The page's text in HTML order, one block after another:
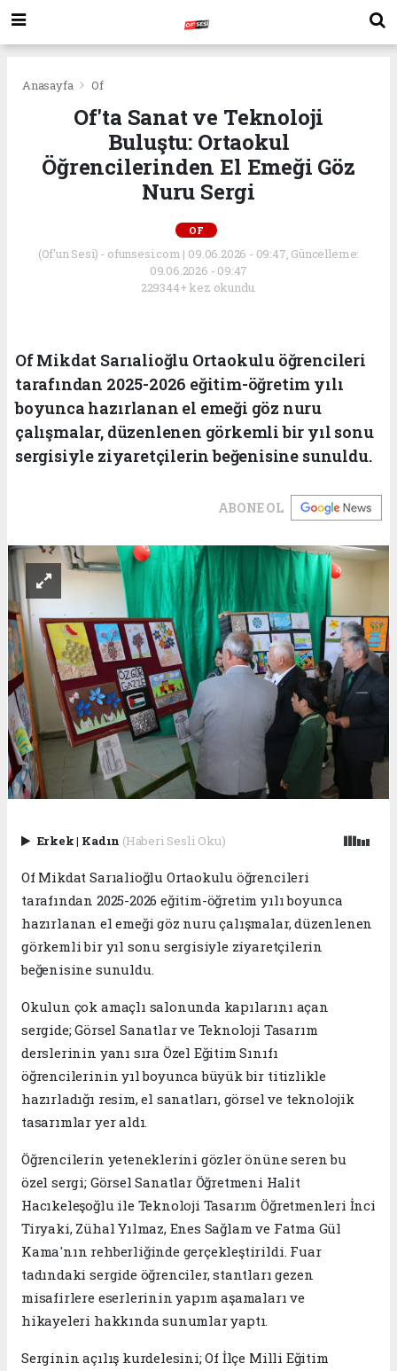
Anasayfa Of
Of'ta Sanat ve Teknoloji
Buluştu: Ortaokul
Öğrencilerinden El Emeği Göz
Nuru Sergi
OF
(Of'un Sesi) - ofunsesi.com | 09.06.2026 - 09:47, Güncelleme:
09.06.2026 - 09:47
229344+ kez okundu.
Of Mikdat Sarıalioğlu Ortaokulu öğrencileri
tarafından 2025-2026 eğitim-öğretim yılı
boyunca hazırlanan el emeği göz nuru
çalışmalar, düzenlenen görkemli bir yıl sonu
sergisiyle ziyaretçilerin beğenisine sunuldu.
ABONE OL
Erkek| Kadın (Haberi Sesli Oku)
Of Mikdat Sarıalioğlu Ortaokulu öğrencileri
tarafından 2025-2026 eğitim-öğretim yılı boyunca
hazırlanan el emeği göz nuru çalışmalar, düzenlenen
görkemli bir yıl sonu sergisiyle ziyaretçilerin
beğenisine sunuldu.
Okulun çok amaçlı salonunda kapılarını açan
sergide; Görsel Sanatlar ve Teknoloji Tasarım
derslerinin yanı sıra Özel Eğitim Sınıfı
öğrencilerinin yıl boyunca büyük bir titizlikle
hazırladığı resim, el sanatları, görsel ve teknolojik
tasarımlar yer aldı.
Öğrencilerin yeteneklerini gözler önüne seren bu
özel sergi; Görsel Sanatlar Öğretmeni Halit
Hacıkeleşoğlu ile Teknoloji Tasarım Öğretmenleri İnci
Tiryaki, Zühal Yılmaz, Enes Sağlam ve Fatma Gül
Kama'nın rehberliğinde gerçekleştirildi. Fuar
tadındaki sergide öğrenciler, stantları gezen
misafirlere eserlerinin yapım aşamaları ve
hikayeleri hakkında sunumlar yaptı.
Serginin açılış kurdelesini; Of İlçe Milli Eğitim